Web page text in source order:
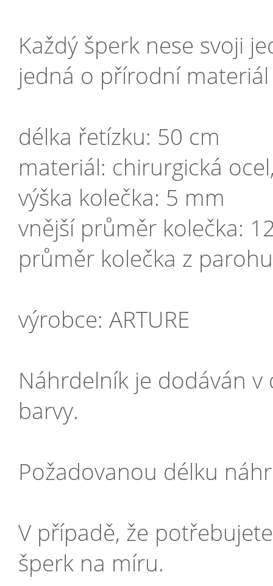
Každý šperk nese svoji
jedná o přírodní
délka řetízku: 50 cm
materiál: chirurgická
výška kolečka: 5 mm
vnější průměr kolečka:
průměr kolečka z
výrobce: ARTURE
Náhrdelník je dodáván
barvy.
Požadovanou délku
V případě, že
šperk na míru.